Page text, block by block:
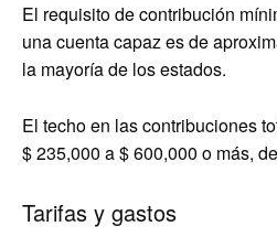
El requisito de contribución
una cuenta capaz es de
la mayoría de los estados.
El techo en las contribuciones
$ 235,000 a $ 600,000 o más,
Tarifas y gastos